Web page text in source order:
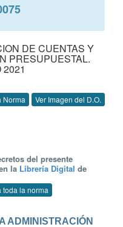
DE CUENTAS Y
PRESUPUESTAL.
Norma Ver Imagen del D.O.
del presente
la Librería Digital de
toda la norma
ADMINISTRACIÓN